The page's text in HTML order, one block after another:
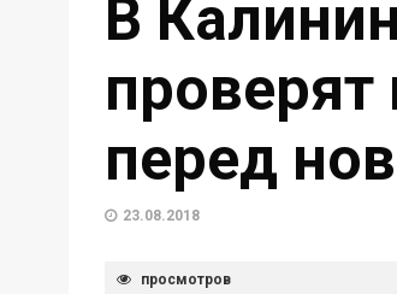
В
перед
23.08.2018
просмотров